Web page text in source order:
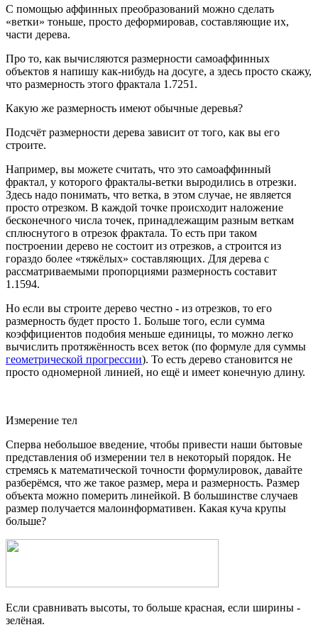
С помощью аффинных преобразований можно сделать
«ветки» тоньше, просто деформировав, составляющие их,
части дерева.
Про то, как вычисляются размерности самоаффинных
объектов я напишу как-нибудь на досуге, а здесь просто скажу,
что размерность этого фрактала 1.7251.
Какую же размерность имеют обычные деревья?
Подсчёт размерности дерева зависит от того, как вы его
строите.
Например, вы можете считать, что это самоаффинный
фрактал, у которого фракталы-ветки выродились в отрезки.
Здесь надо понимать, что ветка, в этом случае, не является
просто отрезком. В каждой точке происходит наложение
бесконечного числа точек, принадлежащим разным веткам
сплюснутого в отрезок фрактала. То есть при таком
построении дерево не состоит из отрезков, а строится из
гораздо более «тяжёлых» составляющих. Для дерева с
рассматриваемыми пропорциями размерность составит
1.1594.
Но если вы строите дерево честно - из отрезков, то его
размерность будет просто 1. Больше того, если сумма
коэффициентов подобия меньше единицы, то можно легко
вычислить протяжённость всех веток (по формуле для суммы
геометрической прогрессии). То есть дерево становится не
просто одномерной линией, но ещё и имеет конечную длину.
Измерение тел
Сперва небольшое введение, чтобы привести наши бытовые
представления об измерении тел в некоторый порядок. Не
стремясь к математической точности формулировок, давайте
разберёмся, что же такое размер, мера и размерность. Размер
объекта можно померить линейкой. В большинстве случаев
размер получается малоинформативен. Какая куча крупы
больше?
Если сравнивать высоты, то больше красная, если ширины -
зелёная.